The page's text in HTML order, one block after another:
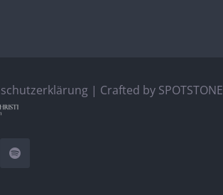
| Crafted by SPOTSTONE
Spotify